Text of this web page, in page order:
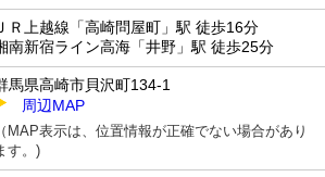
ＪＲ上越線「高崎問屋町」駅 徒歩16分
南新宿ライン高海「井野」駅 徒歩25分
馬県高崎市貝沢町134-1
周辺MAP
（MAP表示は、位置情報が正確でない場合があり
す。)